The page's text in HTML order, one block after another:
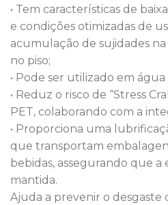
• Tem características de
e condições otimizadas de
acumulação de sujidades
no piso;
• Pode ser utilizado em
• Reduz o risco de “Stress
PET, colaborando com a
• Proporciona uma
que transportam
bebidas, assegurando que a
mantida.
Ajuda a prevenir o desgaste